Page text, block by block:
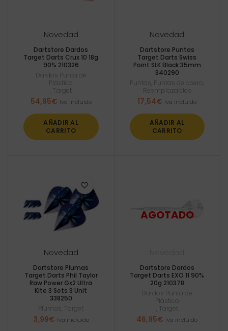
Novedad
Dartstore Dardos
Target Darts Crux 10 18g
90% 210326
Dardos Punta de
Plástico
Target
54,95€ Iva incluido
AÑADIR AL
CARRITO
Novedad
Dartstore Puntas
Target Darts Swiss
Point SLK Black 35mm
340290
Puntas Puntas de acero
Reemplazables
17,54€ Iva incluido
AÑADIR AL
CARRITO
Novedad
Dartstore Plumas
Target Darts Phil Taylor
Raw Power Gx2 Ultra
Kite 3 Sets 3 Unit
338250
Plumas Target
3,99€ Iva incluido
Dartstore Dardos
Target Darts EXO 11 90%
20g 210378
Dardos Punta de
Plástico
Target
46,95€ Iva incluido